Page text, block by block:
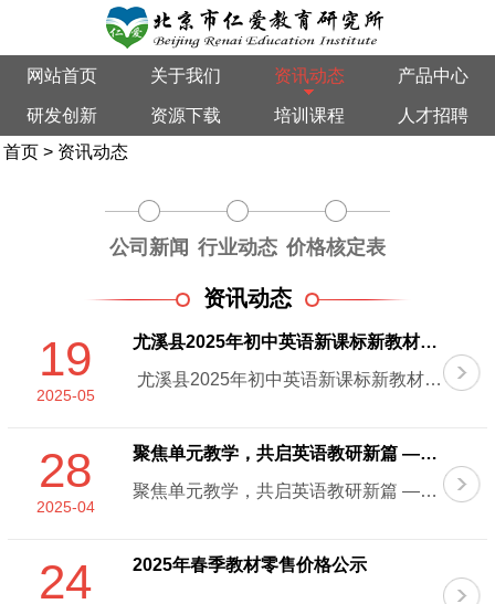
网站首页 关于我们 资讯动态 产品中心
研发创新 资源下载 培训课程
人才招聘
首页 > 资讯动态
公司新闻 行业动态 价格核定表
资讯动态
19
2025-05
尤溪县2025年初中英语新课标新教材“单元整体教学”研讨会 圆满结束
尤溪县2025年初中英语新课标新教材“单元整体教学”研讨会圆满结束 【简讯】由尤溪县教师进修学校主......
28
2025-04
聚焦单元教学，共启英语教研新篇 —— 福建省初中英语新课标新教材 “单元整体教学
聚焦单元教学，共启英语教研新篇 —— 福建省初中英语新课标新教材 “单元整体教学” 研讨会圆满举行【通讯】2025 年 ......
24
2025年春季教材零售价格公示